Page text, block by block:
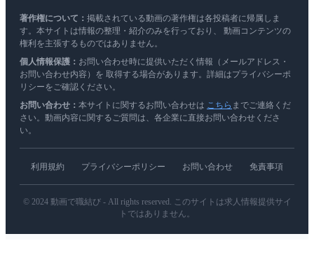
著作権について： 掲載されている動画の著作権は各投稿者に帰属しま
す。本サイトは情報の整理・紹介のみを行っており、 動画コンテンツの
権利を主張するものではありません。
個人情報保護： お問い合わせ時に提供いただく情報（メールアドレス・
お問い合わせ内容）を 取得する場合があります。詳細はプライバシーポ
リシーをご確認ください。
お問い合わせ： 本サイトに関するお問い合わせは こちら までご連絡くだ
さい。動画内容に関するご質問は、各企業に直接お問い合わせくださ
い。
利用規約 プライバシーポリシー お問い合わせ 免責事項
© 2024 動画で職結び - All rights reserved. このサイトは求人情報提供サイ
トではありません。